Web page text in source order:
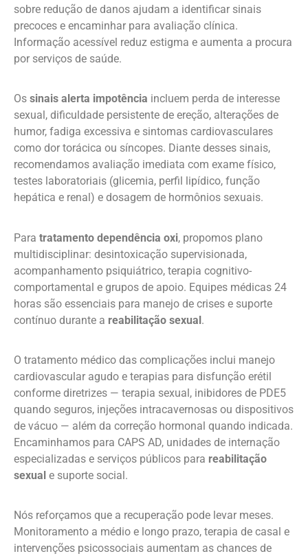
sobre redução de danos ajudam a identificar sinais
precoces e encaminhar para avaliação clínica.
Informação acessível reduz estigma e aumenta a procura
por serviços de saúde.
Os sinais alerta impotência incluem perda de interesse
sexual, dificuldade persistente de ereção, alterações de
humor, fadiga excessiva e sintomas cardiovasculares
como dor torácica ou síncopes. Diante desses sinais,
recomendamos avaliação imediata com exame físico,
testes laboratoriais (glicemia, perfil lipídico, função
hepática e renal) e dosagem de hormônios sexuais.
Para tratamento dependência oxi, propomos plano
multidisciplinar: desintoxicação supervisionada,
acompanhamento psiquiátrico, terapia cognitivo-
comportamental e grupos de apoio. Equipes médicas 24
horas são essenciais para manejo de crises e suporte
contínuo durante a reabilitação sexual.
O tratamento médico das complicações inclui manejo
cardiovascular agudo e terapias para disfunção erétil
conforme diretrizes — terapia sexual, inibidores de PDE5
quando seguros, injeções intracavernosas ou dispositivos
de vácuo — além da correção hormonal quando indicada.
Encaminhamos para CAPS AD, unidades de internação
especializadas e serviços públicos para reabilitação
sexual e suporte social.
Nós reforçamos que a recuperação pode levar meses.
Monitoramento a médio e longo prazo, terapia de casal e
intervenções psicossociais aumentam as chances de